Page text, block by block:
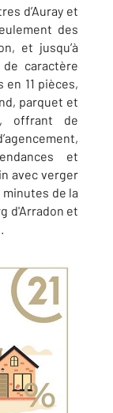
d’Auray et
des
et jusqu’à
caractère
en 11 pièces,
parquet et
offrant de
et
avec verger
minutes de la
d'Arradon et